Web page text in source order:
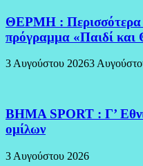
ΘΕΡΜΗ : Περισσότερα
πρόγραμμα «Παιδί και
3 Αυγούστου 20263
BHMA SPORT : Γ’
ομίλων
3 Αυγούστου 2026